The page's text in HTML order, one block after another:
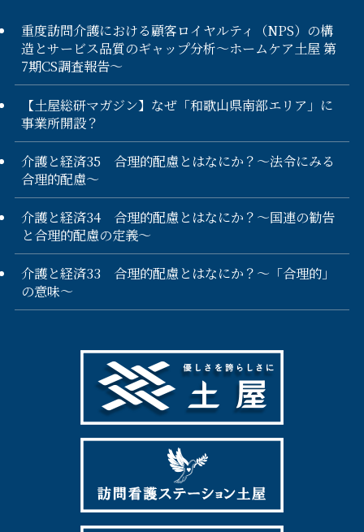
重度訪問介護における顧客ロイヤルティ（NPS）の構
造とサービス品質のギャップ分析〜ホームケア土屋 第
7期CS調査報告〜
【土屋総研マガジン】なぜ「和歌山県南部エリア」に
事業所開設？
介護と経済35 合理的配慮とはなにか？～法令にみる
合理的配慮～
介護と経済34 合理的配慮とはなにか？～国連の勧告
と合理的配慮の定義～
介護と経済33 合理的配慮とはなにか？～「合理的」
の意味～